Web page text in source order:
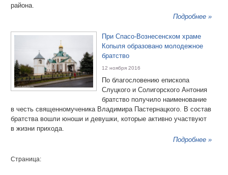
района.
Подробнее »
При Спасо-Вознесенском храме
Копыля образовано молодежное
братство
12 ноября 2016
По благословению епископа
Слуцкого и Солигорского Антония
братство получило наименование
в честь священномученика Владимира Пастернацкого. В состав
братства вошли юноши и девушки, которые активно участвуют
в жизни прихода.
Подробнее »
Страница: